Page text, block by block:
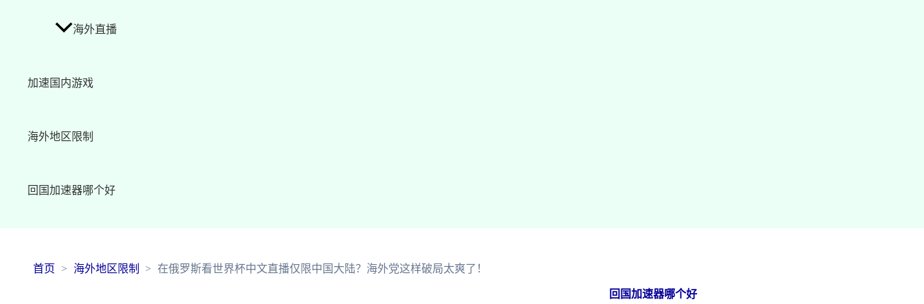
海外直播
加速国内游戏
海外地区限制
回国加速器哪个好
首页 海外地区限制 在俄罗斯看世界杯中文直播仅限中国大陆？海外党这样破局太爽了！
回国加速器哪个好